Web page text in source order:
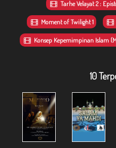
Tarhe Velayat 2 :
Moment of Twilight 1
Konsep Kepemimpinan Islam
10